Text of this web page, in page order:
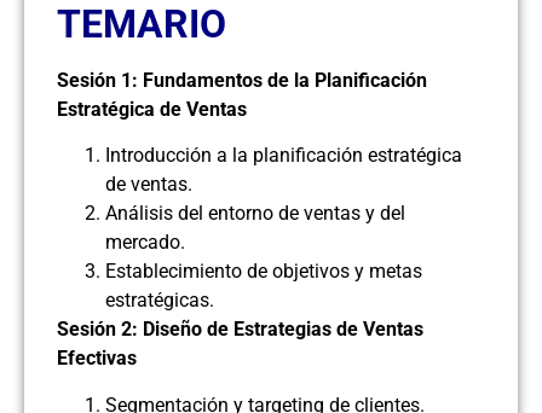
TEMARIO
Sesión 1: Fundamentos de la Planificación
Estratégica de Ventas
Introducción a la planificación estratégica
de ventas.
Análisis del entorno de ventas y del
mercado.
Establecimiento de objetivos y metas
estratégicas.
Sesión 2: Diseño de Estrategias de Ventas
Efectivas
Segmentación y targeting de clientes.